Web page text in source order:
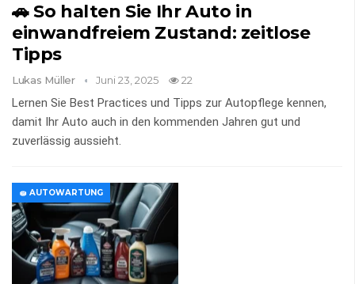
🚗 So halten Sie Ihr Auto in
einwandfreiem Zustand: zeitlose
Tipps
Lukas Müller Juni 23, 2025 22
Lernen Sie Best Practices und Tipps zur Autopflege kennen,
damit Ihr Auto auch in den kommenden Jahren gut und
zuverlässig aussieht.
🧽 AUTOWARTUNG